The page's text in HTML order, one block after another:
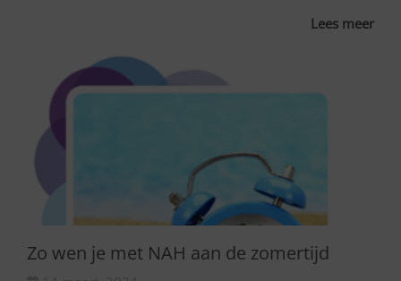
Lees meer
Zo wen je met NAH aan de zomertijd